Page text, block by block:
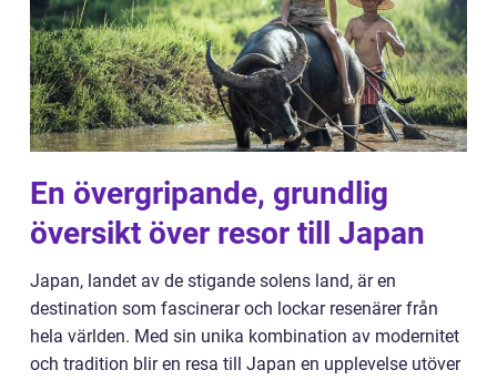
En övergripande, grundlig
översikt över resor till Japan
Japan, landet av de stigande solens land, är en
destination som fascinerar och lockar resenärer från
hela världen. Med sin unika kombination av modernitet
och tradition blir en resa till Japan en upplevelse utöver